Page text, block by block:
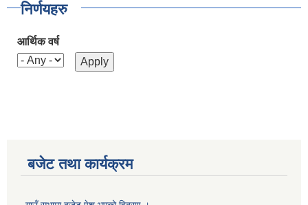
निर्णयहरु
आर्थिक वर्ष
बजेट तथा कार्यक्रम